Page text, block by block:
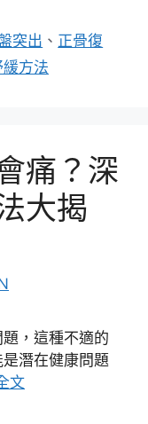
突出 、 正骨復
緩方法
痛？深
大揭
，這種不適的
潛在健康問題
文